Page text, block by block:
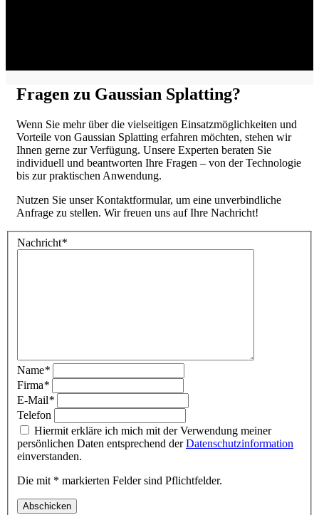
Fragen zu Gaussian Splatting?
Wenn Sie mehr über die vielseitigen Einsatzmöglichkeiten und
Vorteile von Gaussian Splatting erfahren möchten, stehen wir
Ihnen gerne zur Verfügung. Unsere Experten beraten Sie
individuell und beantworten Ihre Fragen – von der Technologie
bis zur praktischen Anwendung.
Nutzen Sie unser Kontaktformular, um eine unverbindliche
Anfrage zu stellen. Wir freuen uns auf Ihre Nachricht!
Nachricht*
Name*
Firma*
E-Mail*
Telefon
Hiermit erkläre ich mich mit der Verwendung meiner
persönlichen Daten entsprechend derDatenschutzinformation
einverstanden.
Die mit * markierten Felder sind Pflichtfelder.
Abschicken